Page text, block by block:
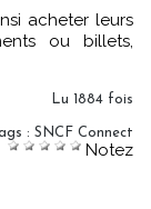
acheter leurs
ou billets,
Lu 1884 fois
: SNCF Connect
Notez